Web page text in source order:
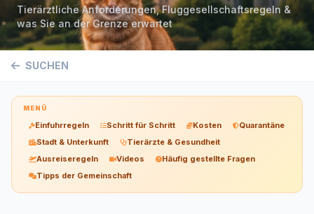
Tierärztliche Anforderungen, Fluggesellschaftsregeln &
was Sie an der Grenze erwartet
SUCHEN
MENÜ
Einfuhrregeln Schritt für Schritt Kosten
Quarantäne
Stadt & Unterkunft
Tierärzte & Gesundheit
Ausreiseregeln
Videos
Häufig gestellte Fragen
Tipps der Gemeinschaft